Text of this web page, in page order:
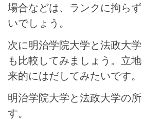
場合などは、ランクに拘ら
いでしょう。
次に明治学院大学と法政大
も比較してみましょう。立
来的にはだしてみたいです。
明治学院大学と法政大学の
す。